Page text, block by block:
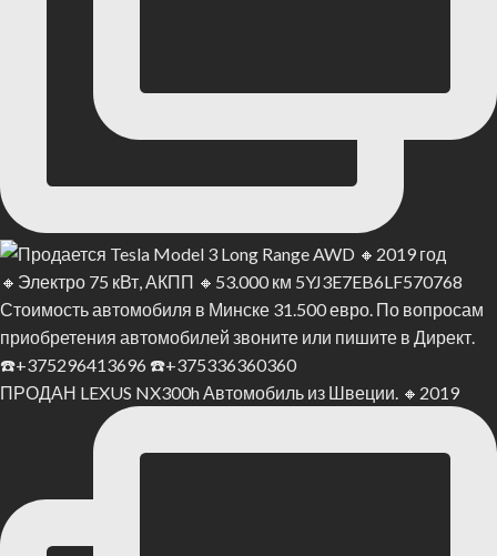
ПРОДАН LEXUS NX300h Автомобиль из Швеции. 🔸2019